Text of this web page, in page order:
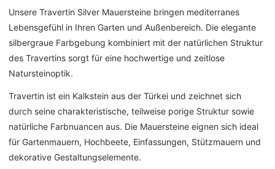
Unsere Travertin Silver Mauersteine bringen mediterranes
Lebensgefühl in Ihren Garten und Außenbereich. Die elegante
silbergraue Farbgebung kombiniert mit der natürlichen Struktur
des Travertins sorgt für eine hochwertige und zeitlose
Natursteinoptik.
Travertin ist ein Kalkstein aus der Türkei und zeichnet sich
durch seine charakteristische, teilweise porige Struktur sowie
natürliche Farbnuancen aus. Die Mauersteine eignen sich ideal
für Gartenmauern, Hochbeete, Einfassungen, Stützmauern und
dekorative Gestaltungselemente.